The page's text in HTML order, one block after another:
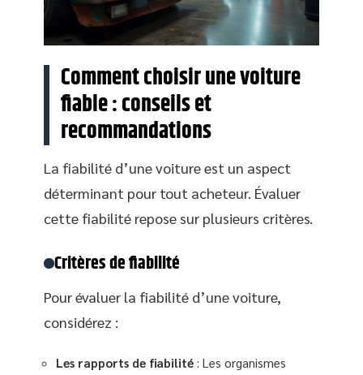
Comment choisir une voiture
fiable : conseils et
recommandations
La fiabilité d’une voiture est un aspect
déterminant pour tout acheteur. Évaluer
cette fiabilité repose sur plusieurs critères.
Critères de fiabilité
Pour évaluer la fiabilité d’une voiture,
considérez :
Les rapports de fiabilité : Les organismes